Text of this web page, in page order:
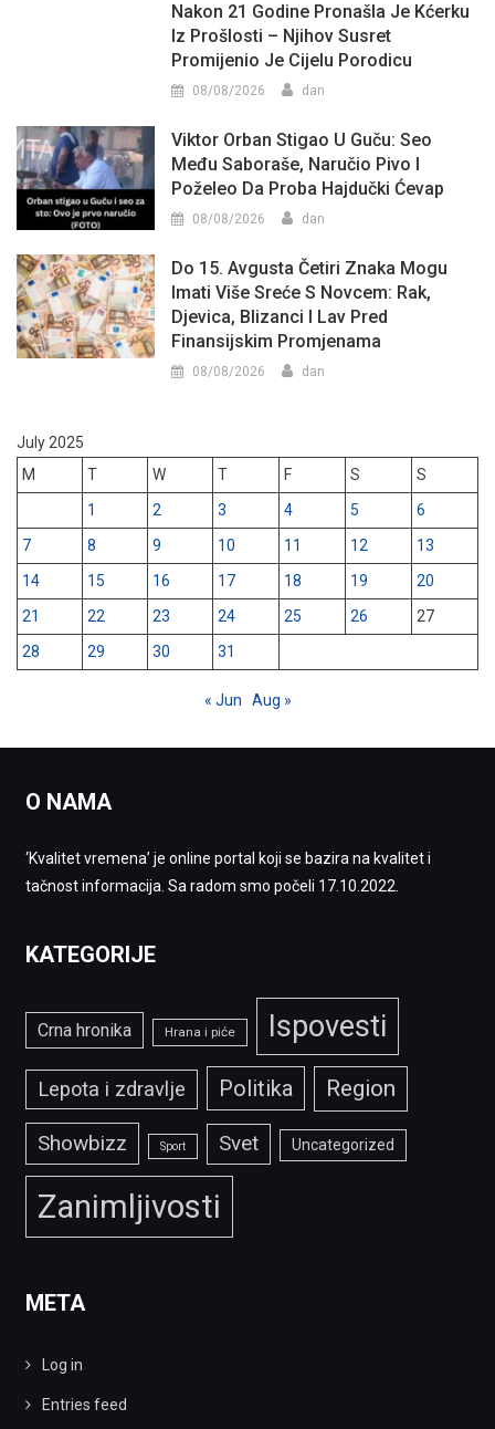
Nakon 21 Godine Pronašla Je Kćerku
Iz Prošlosti – Njihov Susret
Promijenio Je Cijelu Porodicu
08/08/2026 dan
Viktor Orban Stigao U Guču: Seo
Među Saboraše, Naručio Pivo I
Poželeo Da Proba Hajdučki Ćevap
08/08/2026 dan
Do 15. Avgusta Četiri Znaka Mogu
Imati Više Sreće S Novcem: Rak,
Djevica, Blizanci I Lav Pred
Finansijskim Promjenama
08/08/2026 dan
July 2025
M
T W T F S
S
1
2 3 4 5
6
7
8 9 10 11 12
13
14
15 16 17 18 19
20
21
22 23 24 25 26
27
28
29 30 31
« Jun Aug »
O NAMA
‘Kvalitet vremena’ je online portal koji se bazira na kvalitet i
tačnost informacija. Sa radom smo počeli 17.10.2022.
KATEGORIJE
Crna hronika Hrana i piće Ispovesti
Lepota i zdravlje Politika Region
Showbizz Sport Svet Uncategorized
Zanimljivosti
META
Log in
Entries feed